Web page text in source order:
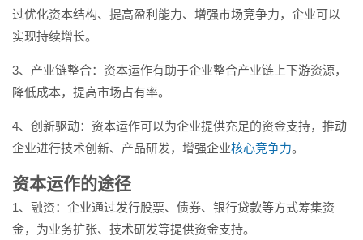
过优化资本结构、提高盈利能力、增强市场竞争力，企业可以
实现持续增长。
3、产业链整合：资本运作有助于企业整合产业链上下游资源，
降低成本，提高市场占有率。
4、创新驱动：资本运作可以为企业提供充足的资金支持，推动
企业进行技术创新、产品研发，增强企业核心竞争力。
资本运作的途径
1、融资：企业通过发行股票、债券、银行贷款等方式筹集资
金，为业务扩张、技术研发等提供资金支持。